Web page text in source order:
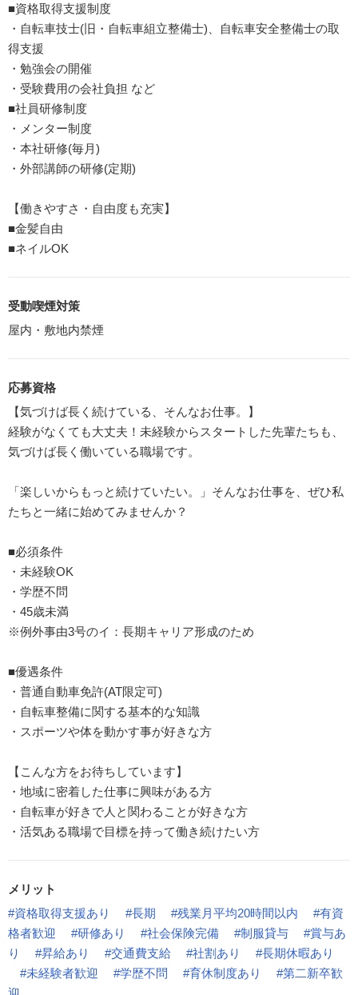
■資格取得支援制度
・自転車技士(旧・自転車組立整備士)、自転車安全整備士の取
得支援
・勉強会の開催
・受験費用の会社負担 など
■社員研修制度
・メンター制度
・本社研修(毎月)
・外部講師の研修(定期)
【働きやすさ・自由度も充実】
■金髪自由
■ネイルOK
受動喫煙対策
屋内・敷地内禁煙
応募資格
【気づけば長く続けている、そんなお仕事。】
経験がなくても大丈夫！未経験からスタートした先輩たちも、
気づけば長く働いている職場です。
「楽しいからもっと続けていたい。」そんなお仕事を、ぜひ私
たちと一緒に始めてみませんか？
■必須条件
・未経験OK
・学歴不問
・45歳未満
※例外事由3号のイ：長期キャリア形成のため
■優遇条件
・普通自動車免許(AT限定可)
・自転車整備に関する基本的な知識
・スポーツや体を動かす事が好きな方
【こんな方をお待ちしています】
・地域に密着した仕事に興味がある方
・自転車が好きで人と関わることが好きな方
・活気ある職場で目標を持って働き続けたい方
メリット
#資格取得支援あり
#長期 #残業月平均20時間以内
#有資
格者歓迎
#研修あり #社会保険完備 #制服貸与
#賞与あ
り
#昇給あり #交通費支給 #社割あり
#長期休暇あり
#未経験者歓迎
#学歴不問 #育休制度あり
#第二新卒歓